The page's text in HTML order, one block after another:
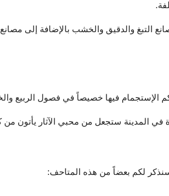
التبغ والدقيق والخشب بالإضافة إلى
الإستجمام فيها خصيصاً في فصول الربيع
في المدينة ستجعل من محبي الآثار
لكم بعضاً من هذه المتاحف: